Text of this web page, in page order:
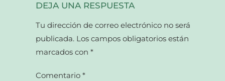
DEJA UNA RESPUESTA
Tu dirección de correo electrónico no será
publicada. Los campos obligatorios están
marcados con*
Comentario*